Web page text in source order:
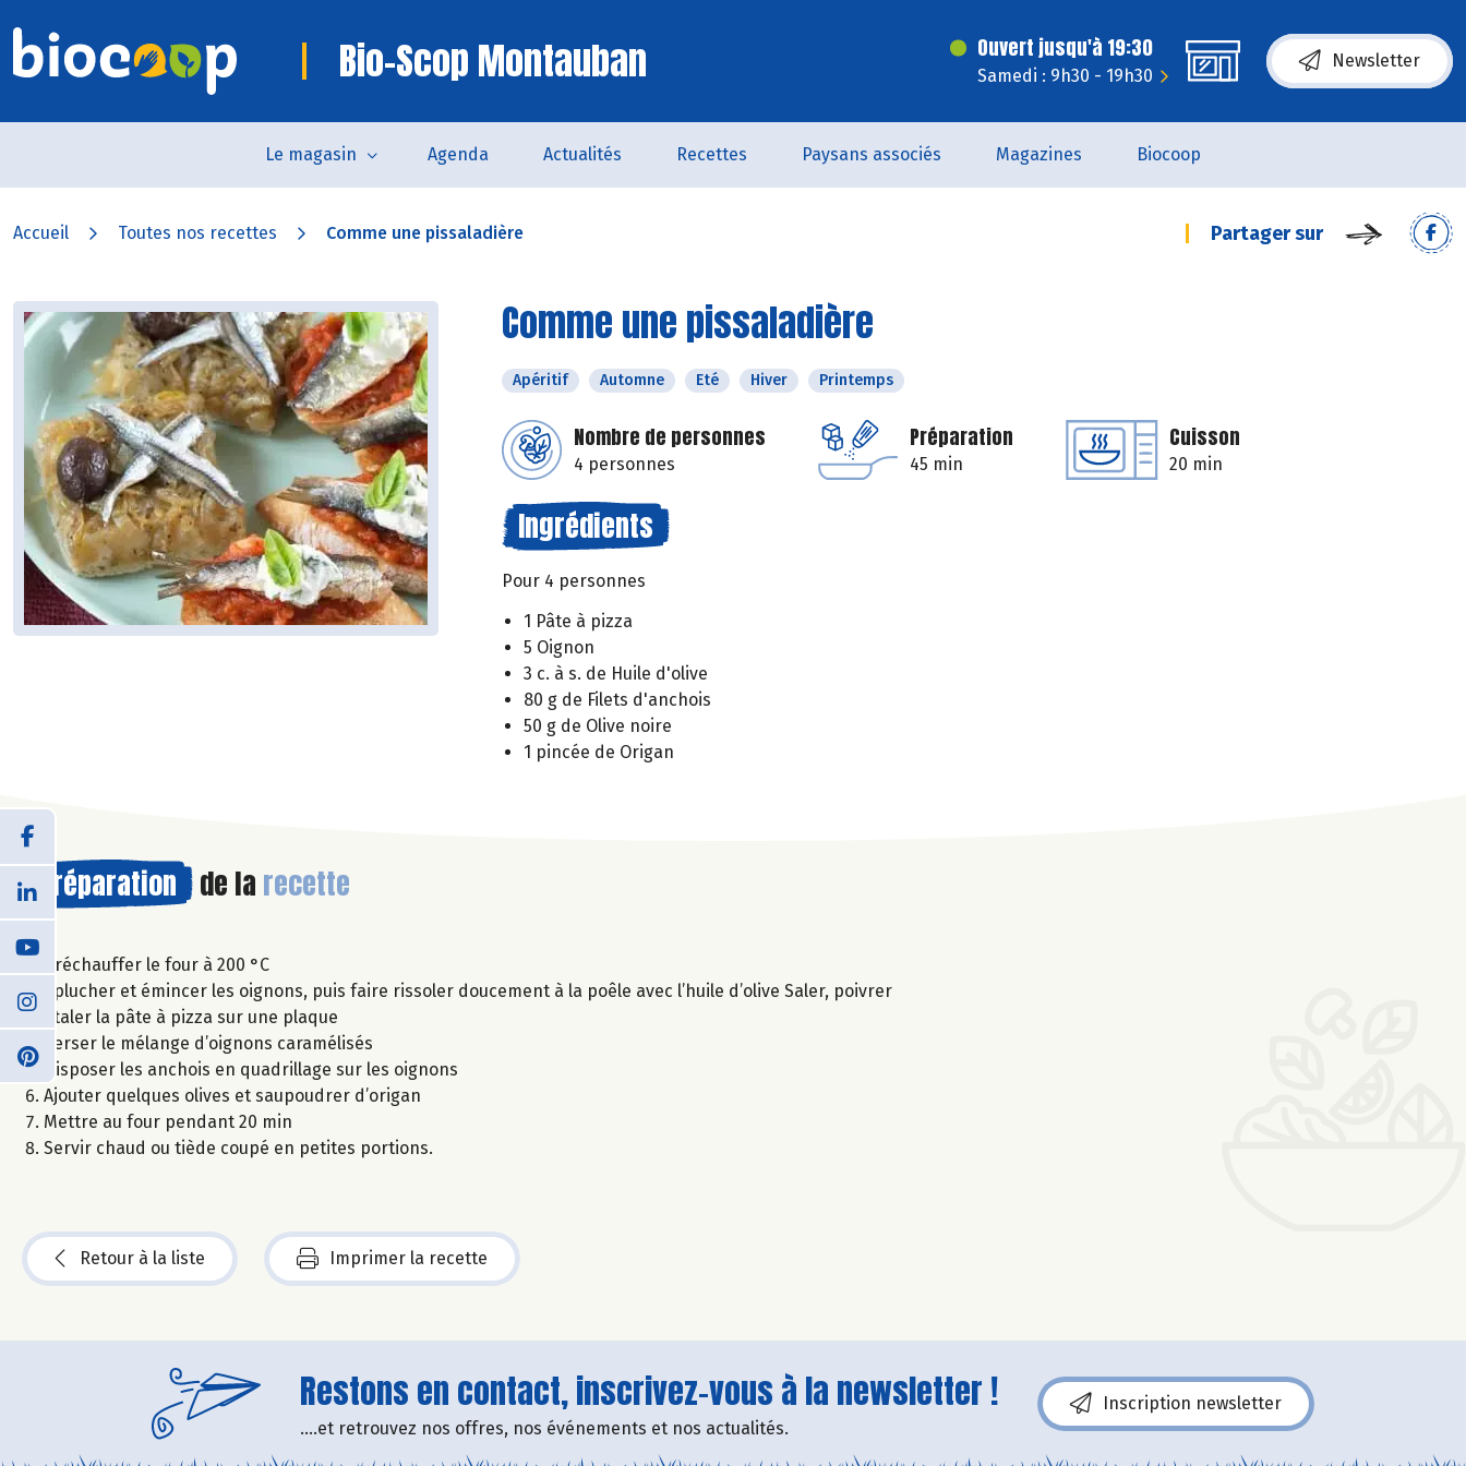
Bio-Scop Montauban Ouvert jusqu'à 19:30
Samedi : 9h30 - 19h30
Newsletter
Le magasin Agenda Actualités Recettes Paysans associés Magazines Biocoop
Accueil Toutes nos recettes Comme une pissaladière Partager sur
Comme une pissaladière
Apéritif Automne Eté Hiver Printemps
Nombre de personnes
4 personnes
Préparation
45 min
Cuisson
20 min
Ingrédients
Pour 4 personnes
1 Pâte à pizza
5 Oignon
3 c. à s. de Huile d'olive
80 g de Filets d'anchois
50 g de Olive noire
1 pincée de Origan
Préparation de la recette
Préchauffer le four à 200 °C
Eplucher et émincer les oignons, puis faire rissoler doucement à la poêle avec l’huile d’olive Saler, poivrer
Etaler la pâte à pizza sur une plaque
Verser le mélange d’oignons caramélisés
Disposer les anchois en quadrillage sur les oignons
Ajouter quelques olives et saupoudrer d’origan
Mettre au four pendant 20 min
Servir chaud ou tiède coupé en petites portions.
Retour à la liste Imprimer la recette
Restons en contact, inscrivez-vous à la newsletter !
....et retrouvez nos offres, nos événements et nos actualités.
Inscription newsletter